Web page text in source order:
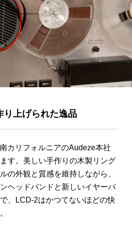
り上げられた逸品
カリフォルニアのAudeze本社
す。美しい手作りの木製リング
の外観と質感を維持しながら、
ヘッドバンドと新しいイヤーパ
、LCD-2はかつてないほどの快